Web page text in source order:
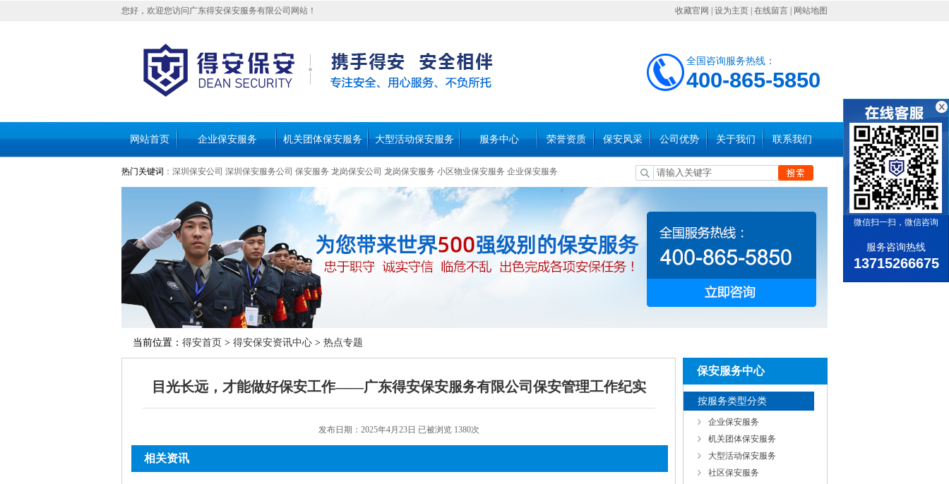
您好，欢迎您访问广东得安保安服务有限公司网站！ 收藏官网 设为主页 在线留言 网站地图
全国咨询服务热线：
400-865-5850
网站首页 企业保安服务 机关团体保安服务 大型活动保安服务 服务中心 荣誉资质 保安风采 公司优势 关于我们 联系我们
热门关键词 ： 深圳保安公司 深圳保安服务公司 保安服务 龙岗保安公司 龙岗保安服务 小区物业保安服务 企业保安服务
当前位置： 得安首页 > 得安保安资讯中心 > 热点专题
目光长远，才能做好保安工作——广东得安保安服务有限公司保安管理工作纪实
发布日期：2025年4月23日 已被浏览 1380次
相关资讯
保安服务中心
按服务类型分类
企业保安服务
机关团体保安服务
大型活动保安服务
社区保安服务